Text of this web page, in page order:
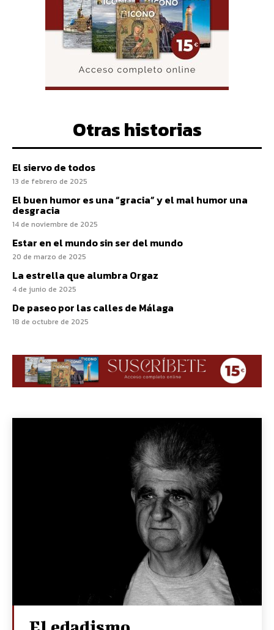
Otras historias
El siervo de todos
13 de febrero de 2025
El buen humor es una “gracia” y el mal humor una
desgracia
14 de noviembre de 2025
Estar en el mundo sin ser del mundo
20 de marzo de 2025
La estrella que alumbra Orgaz
4 de junio de 2025
De paseo por las calles de Málaga
18 de octubre de 2025